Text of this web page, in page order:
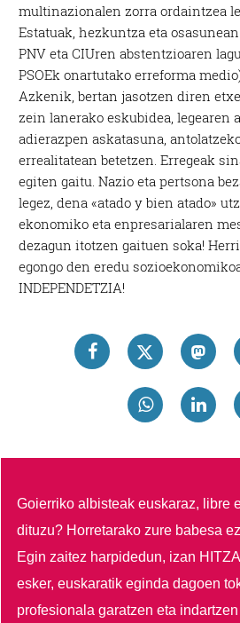
multinazionalen zorra ordaintzea
Estatuak, hezkuntza eta
PNV eta CIUren abstentzioaren
PSOEk onartutako erreforma
Azkenik, bertan jasotzen diren
zein lanerako eskubidea, legearen
adierazpen askatasuna,
errealitatean betetzen. Erregeak
egiten gaitu. Nazio eta pertsona
legez, dena «atado y bien atado»
ekonomiko eta enpresarialaren
dezagun itotzen gaituen soka!
egongo den eredu
INDEPENDETZIA!
Goierriko albisteak euskaraz, libre
dituzu? Horretarako zure babesa
Egin zaitez harpidedun, izan
esker, euskaratik eginda dagoen
profesionala garatzen eta